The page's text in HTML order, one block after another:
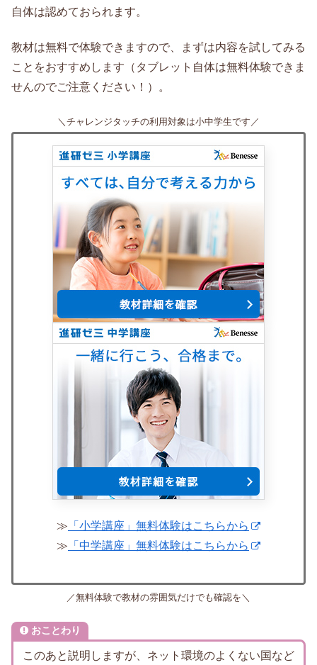
自体は認めておられます。
教材は無料で体験できますので、まずは内容を試してみる
ことをおすすめします（タブレット自体は無料体験できま
せんのでご注意ください！）。
＼チャレンジタッチの利用対象は小中学生です／
≫ 「小学講座」無料体験はこちらから
≫ 「中学講座」無料体験はこちらから
／無料体験で教材の雰囲気だけでも確認を＼
おことわり
このあと説明しますが、ネット環境のよくない国など